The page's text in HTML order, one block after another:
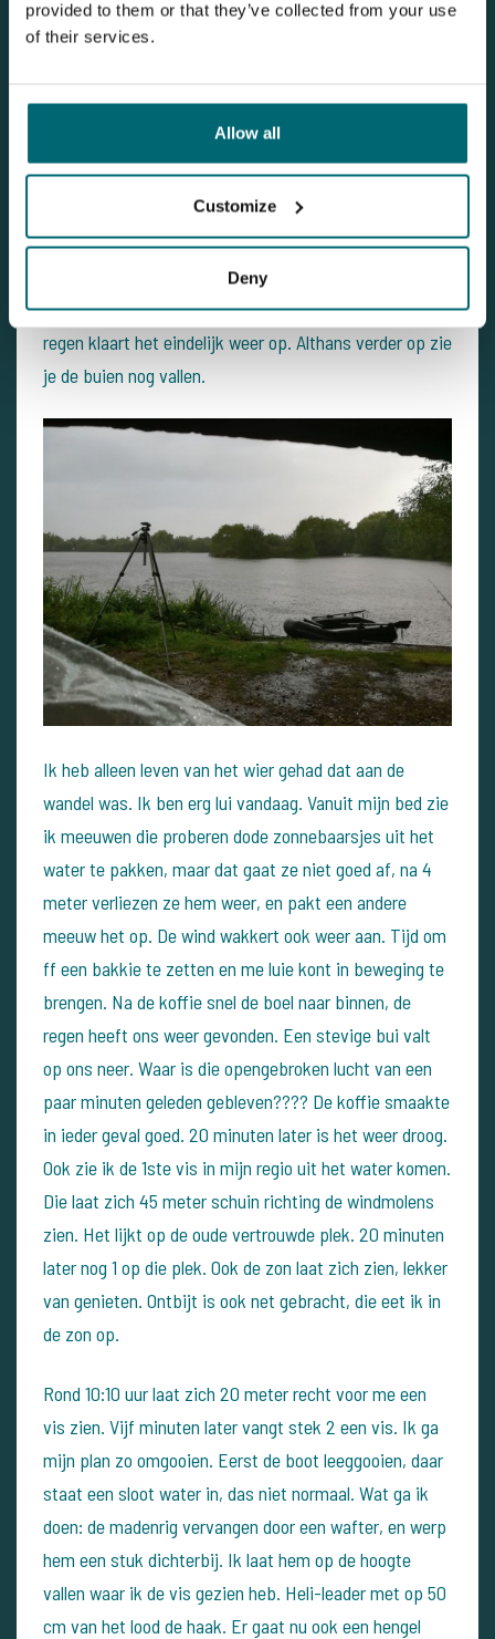
provided to them or that they’ve collected from your use
of their services.
Allow all
Customize
Deny
heb ik toch wat haakaas bij me, dan kan ik in ieder
17:00 uur lasagne, wat ben ik daaraantoe :-)
Zaterdag 25 aug
02:00 uur het is opgehouden met droog zijn.Na 6 uur
regen klaart het eindelijk weer op. Althans verder op zie
je de buien nog vallen.
Ik heb alleen leven van het wier gehad dat aan de
wandel was. Ik ben erg lui vandaag. Vanuit mijn bed zie
ik meeuwen die proberen dode zonnebaarsjes uit het
water te pakken, maar dat gaat ze niet goed af, na 4
meter verliezen ze hem weer, en pakt een andere
meeuw het op. De wind wakkert ook weer aan. Tijd om
ff een bakkie te zetten en me luie kont in beweging te
brengen. Na de koffie snel de boel naar binnen, de
regen heeft ons weer gevonden. Een stevige bui valt
op ons neer. Waar is die opengebroken lucht van een
paar minuten geleden gebleven???? De koffie smaakte
in ieder geval goed. 20 minuten later is het weer droog.
Ook zie ik de 1ste vis in mijn regio uit het water komen.
Die laat zich 45 meter schuin richting de windmolens
zien. Het lijkt op de oude vertrouwde plek. 20 minuten
later nog 1 op die plek. Ook de zon laat zich zien, lekker
van genieten. Ontbijt is ook net gebracht, die eet ik in
de zon op.
Rond 10:10 uur laat zich 20 meter recht voor me een
vis zien. Vijf minuten later vangt stek 2 een vis. Ik ga
mijn plan zo omgooien. Eerst de boot leeggooien, daar
staat een sloot water in, das niet normaal. Wat ga ik
doen: de madenrig vervangen door een wafter, en werp
hem een stuk dichterbij. Ik laat hem op de hoogte
vallen waar ik de vis gezien heb. Heli-leader met op 50
cm van het lood de haak. Er gaat nu ook een hengel